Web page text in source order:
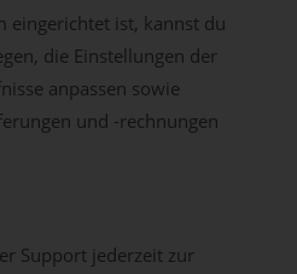
eingerichtet ist, kannst du
die Einstellungen der
anpassen sowie
und -rechnungen
Support jederzeit zur